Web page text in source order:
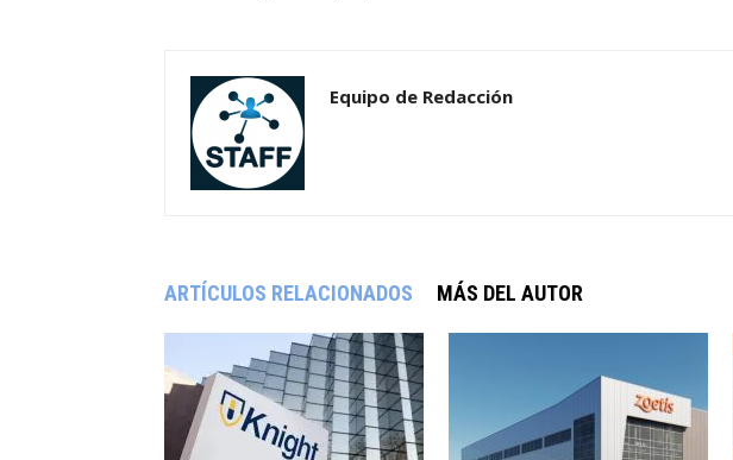
Equipo de Redacción
ARTÍCULOS RELACIONADOS MÁS DEL AUTOR